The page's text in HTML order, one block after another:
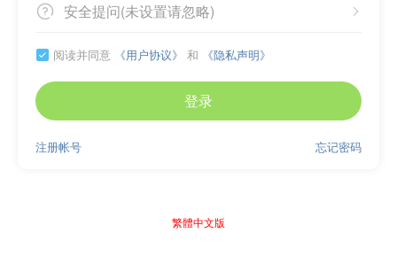
 
安全提问(未设置请忽略)
 阅读并同意 《用户协议》 和 《隐私声明》
登录
忘记密码
注册帐号
繁體中文版